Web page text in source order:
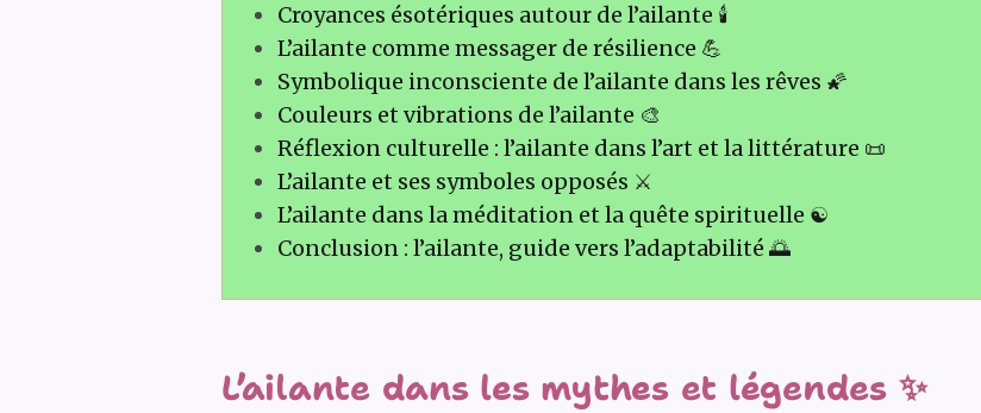
Croyances ésotériques autour de l’ailante 🕯️
L’ailante comme messager de résilience 💪
Symbolique inconsciente de l’ailante dans les rêves 🌠
Couleurs et vibrations de l’ailante 🎨
Réflexion culturelle : l’ailante dans l’art et la littérature 📜
L’ailante et ses symboles opposés ⚔️
L’ailante dans la méditation et la quête spirituelle ☯️
Conclusion : l’ailante, guide vers l’adaptabilité 🌅
L’ailante dans les mythes et légendes ✨